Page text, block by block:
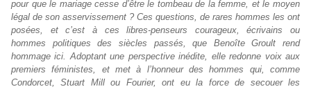
pour que le mariage cesse d’être le tombeau de la femme, et le moyen
légal de son asservissement ? Ces questions, de rares hommes les ont
posées, et c’est à ces libres-penseurs courageux, écrivains ou
hommes politiques des siècles passés, que Benoîte Groult rend
hommage ici. Adoptant une perspective inédite, elle redonne voix aux
premiers féministes, et met à l’honneur des hommes qui, comme
Condorcet, Stuart Mill ou Fourier, ont eu la force de secouer les